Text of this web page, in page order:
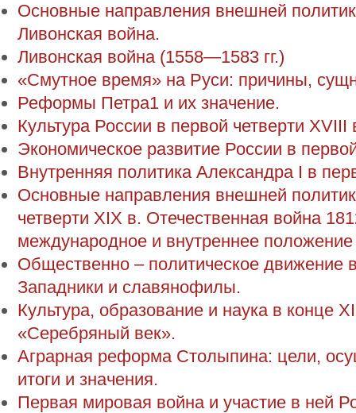
Основные направления внешней
Ливонская война.
Ливонская война (1558—1583 гг.)
«Смутное время» на Руси: причины,
Реформы Петра1 и их значение.
Культура России в первой четверти XVIII
Экономическое развитие России в
Внутренняя политика Александра I в
Основные направления внешней
четверти XIX в. Отечественная война
международное и внутреннее положение
Общественно – политическое движение
Западники и славянофилы.
Культура, образование и наука в конце
«Серебряный век».
Аграрная реформа Столыпина: цели,
итоги и значения.
Первая мировая война и участие в ней